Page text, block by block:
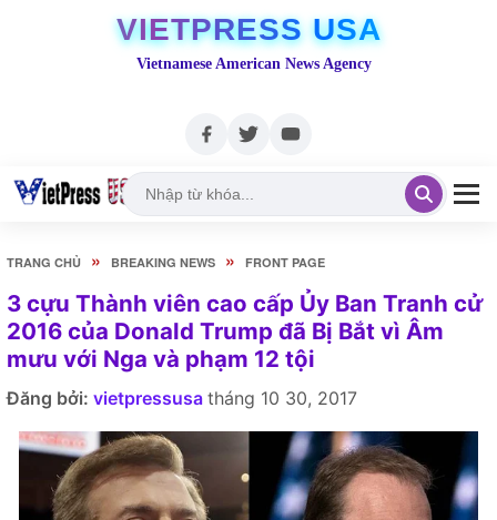
VIETPRESS USA
Vietnamese American News Agency
TRANG CHỦ » BREAKING NEWS » FRONT PAGE
3 cựu Thành viên cao cấp Ủy Ban Tranh cử
2016 của Donald Trump đã Bị Bắt vì Âm
mưu với Nga và phạm 12 tội
Đăng bởi: vietpressusa tháng 10 30, 2017